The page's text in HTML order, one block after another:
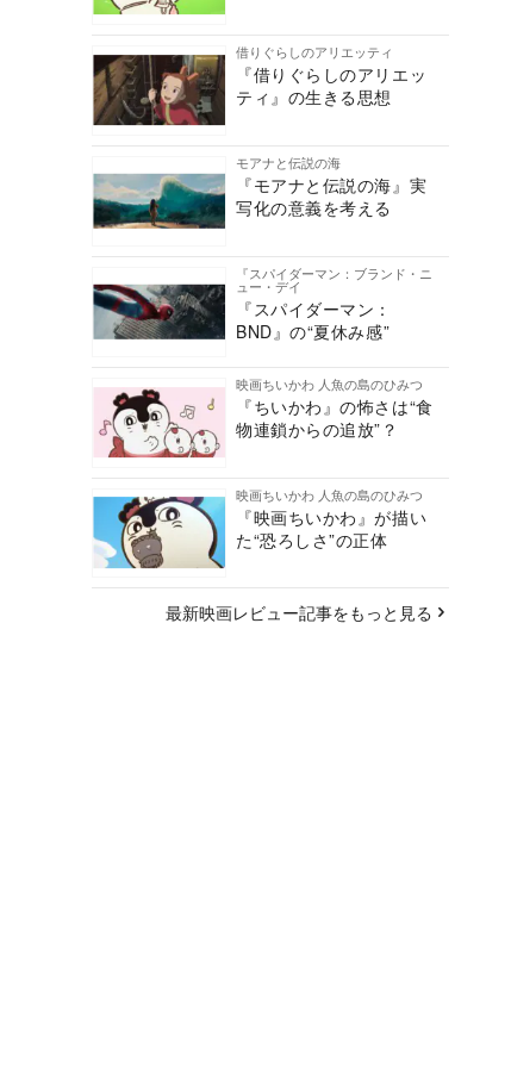
借りぐらしのアリエッティ
『借りぐらしのアリエッ
ティ』の生きる思想
モアナと伝説の海
『モアナと伝説の海』実
写化の意義を考える
『スパイダーマン：ブランド・ニ
ュー・デイ
『スパイダーマン：
BND』の“夏休み感”
映画ちいかわ 人魚の島のひみつ
『ちいかわ』の怖さは“食
物連鎖からの追放”？
映画ちいかわ 人魚の島のひみつ
『映画ちいかわ』が描い
た“恐ろしさ”の正体
最新映画レビュー記事をもっと見る